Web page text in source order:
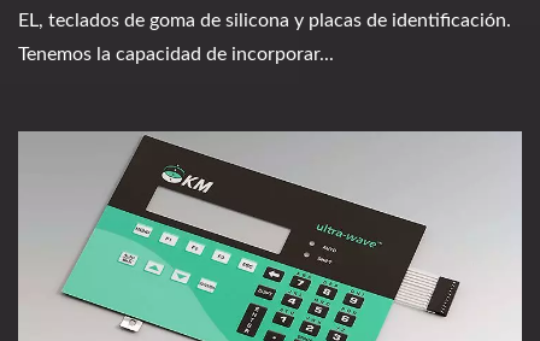
EL, teclados de goma de silicona y placas de identificación.
Tenemos la capacidad de incorporar...